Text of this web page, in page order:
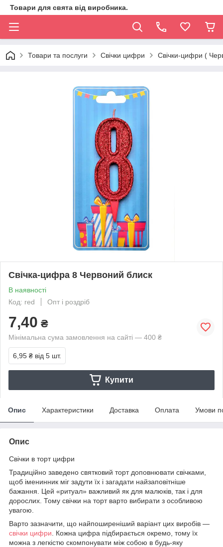
Товари для свята від виробника.
Товари та послуги Свічки цифри Свічки-цифри (
Свічка-цифра 8 Червоний блиск
В наявності
Код: red
Опт і роздріб
7,40 ₴
Мінімальна сума замовлення на сайті — 400 ₴
6,95 ₴ від 5 шт.
Купити
Опис Характеристики Доставка Оплата Умови
Опис
Свічки в торт цифри
Традиційно заведено святковий торт доповнювати свічками,
щоб іменинник міг задути їх і загадати найзаповітніше
бажання. Цей «ритуал» важливий як для малюків, так і для
дорослих. Тому свічки на торт варто вибирати з особливою
увагою.
Варто зазначити, що найпоширеніший варіант цих виробів —
свічки цифри . Кожна цифра підбирається окремо, тому їх
можна з легкістю скомпонувати між собою в будь-яку